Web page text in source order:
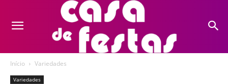
Início Variedades
Variedades